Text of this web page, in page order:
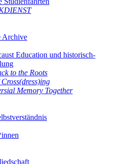
Archive
Education und historisch-
to the Roots
Memory Together